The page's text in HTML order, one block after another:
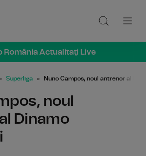
România Actualitaţi Live
Superliga Nuno Campos, noul antrenor al
noul
Dinamo